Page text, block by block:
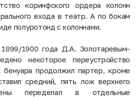
коринфского ордера колонн
входа в театр. А по бокам
полуротонд с колоннами.
1900 года Д.А. Золотаревым-
некоторое переустройство
продолжил партер, кроме
средний, пять лож верхнего
переделал в отдельные